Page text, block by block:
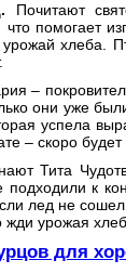
Почитают
помогает
хлеба.
–
они уже
успела
– скоро будет
Тита
подходили к
лед не
жди урожая
для